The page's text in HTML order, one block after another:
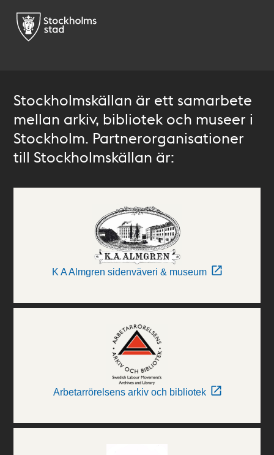
Stockholmskällan är ett samarbete
mellan arkiv, bibliotek och museer i
Stockholm. Partnerorganisationer
till Stockholmskällan är:
K A Almgren sidenväveri & museum
Arbetarrörelsens arkiv och bibliotek